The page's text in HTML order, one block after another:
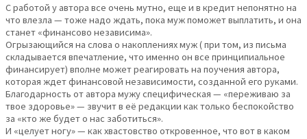
С работой у автора все очень мутно, еще и в кредит непонятно на
что влезла — тоже надо ждать, пока муж поможет выплатить, и она
станет «финансово независима».
Огрызающийся на слова о накоплениях муж ( при том, из письма
складывается впечатление, что именно он все принципиальное
финансирует) вполне может реагировать на поучения автора,
которая ждет финансовой независимости, созданной его руками.
Благодарность от автора мужу специфическая — «переживаю за
твое здоровье» — звучит в её редакции как только беспокойство
за «кто же будет о нас заботиться».
И «целует ногу» — как хвастовство откровенное, что вот в каком